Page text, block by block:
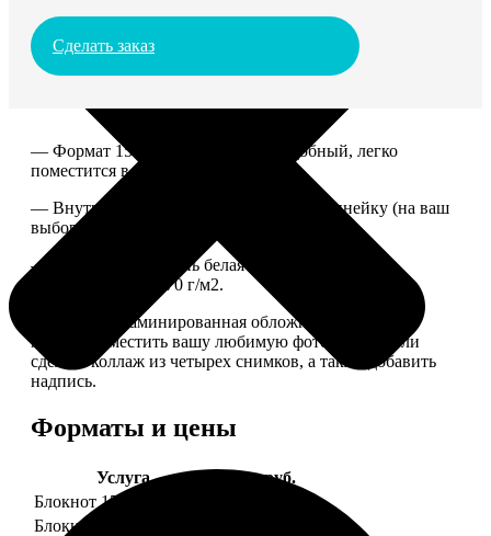
Сделать заказ
— Формат 15*20. Компактный и удобный, легко
поместится в сумку или рюкзак.
— Внутри 100 страниц в клетку или в линейку (на ваш
выбор), скрепленных сбоку скобой.
— Приятная на ощупь белая сатиновая бумага
плотностью 150-170 г/м2.
— Плотная ламинированная обложка. На обложке
можно разместить вашу любимую фотографию или
сделать коллаж из четырех снимков, а также добавить
надпись.
Форматы и цены
Услуга
Цена, руб.
Блокнот 15х20 клетка
Блокнот 15х20 линейка